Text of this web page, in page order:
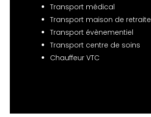
Transport médical
Transport maison de retraite
Transport évènementiel
Transport centre de soins
Chauffeur VTC